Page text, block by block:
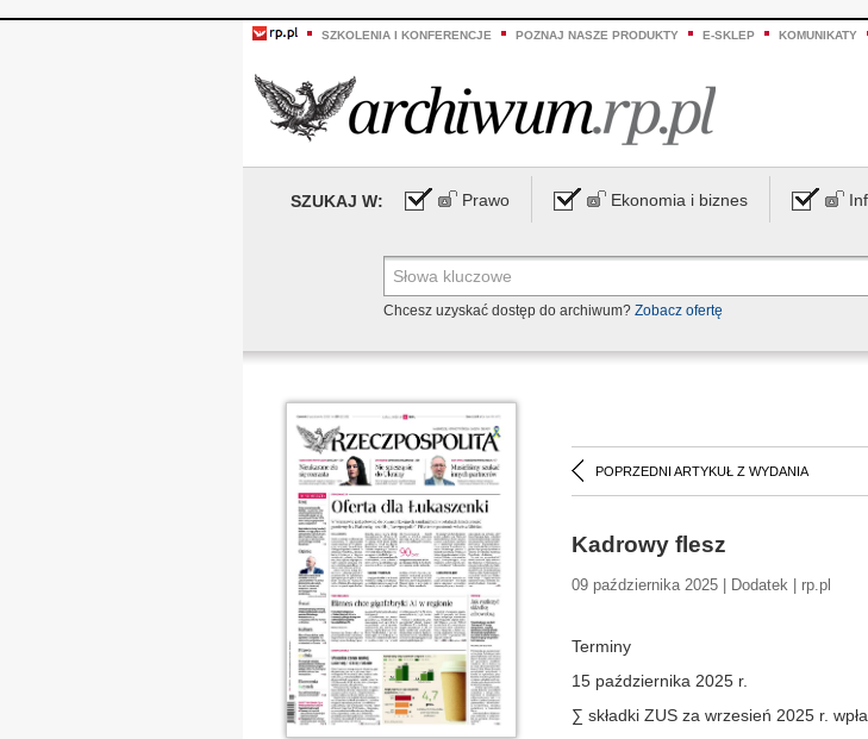
SZKOLENIA I KONFERENCJE POZNAJ NASZE PRODUKTY E-SKLEP KOMUNIKATY
SZUKAJ W: Prawo Ekonomia i biznes
Chcesz uzyskać dostęp do archiwum? Zobacz ofertę
POPRZEDNI ARTYKUŁ Z WYDANIA
Kadrowy flesz
09 października 2025 | Dodatek | rp.pl
Terminy
15 października 2025 r.
∑ składki ZUS za wrzesień 2025 r.